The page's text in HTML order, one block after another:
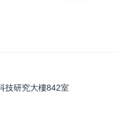
技研究大樓842室